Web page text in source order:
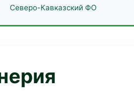
Северо-Кавказский ФО